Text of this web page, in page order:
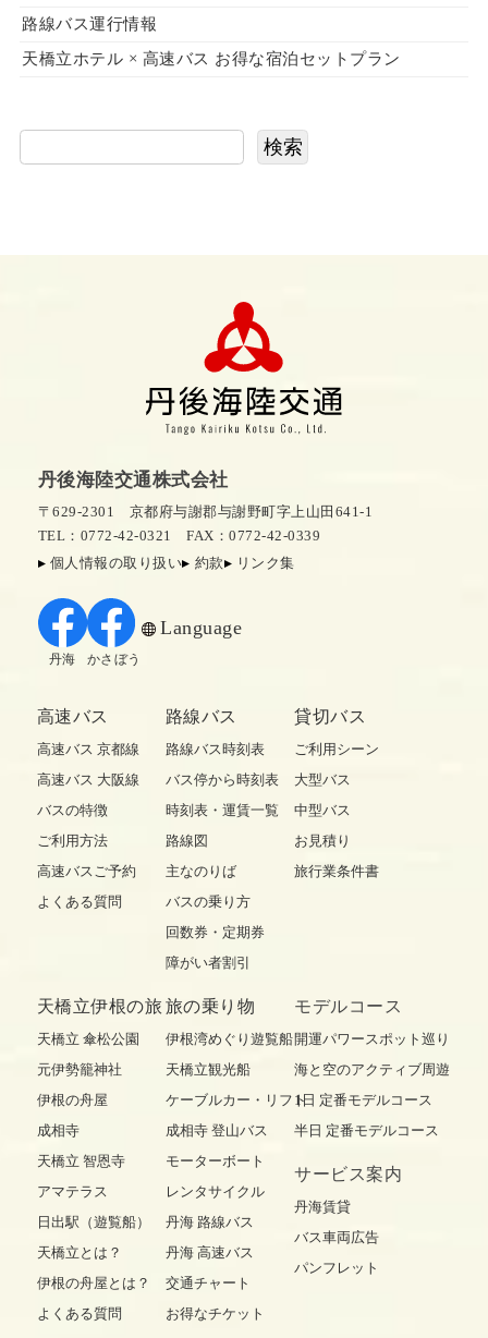
路線バス運行情報
天橋立ホテル × 高速バス お得な宿泊セットプラン
検索
丹後海陸交通株式会社
〒629-2301 京都府与謝郡与謝野町字上山田641-1
TEL：0772-42-0321
FAX：0772-42-0339
個人情報の取り扱い
約款 リンク集
Language
丹海 かさぼう
高速バス
高速バス 京都線
高速バス 大阪線
バスの特徴
ご利用方法
高速バスご予約
よくある質問
路線バス
路線バス時刻表
バス停から時刻表
時刻表・運賃一覧
路線図
主なのりば
バスの乗り方
回数券・定期券
障がい者割引
貸切バス
ご利用シーン
大型バス
中型バス
お見積り
旅行業条件書
天橋立伊根の旅
天橋立 傘松公園
元伊勢籠神社
伊根の舟屋
成相寺
天橋立 智恩寺
アマテラス
日出駅（遊覧船）
天橋立とは？
伊根の舟屋とは？
よくある質問
旅の乗り物
伊根湾めぐり遊覧船
天橋立観光船
ケーブルカー・リフト
成相寺 登山バス
モーターボート
レンタサイクル
丹海 路線バス
丹海 高速バス
交通チャート
お得なチケット
モデルコース
開運パワースポット巡り
海と空のアクティブ周遊
1日 定番モデルコース
半日 定番モデルコース
サービス案内
丹海賃貸
バス車両広告
パンフレット